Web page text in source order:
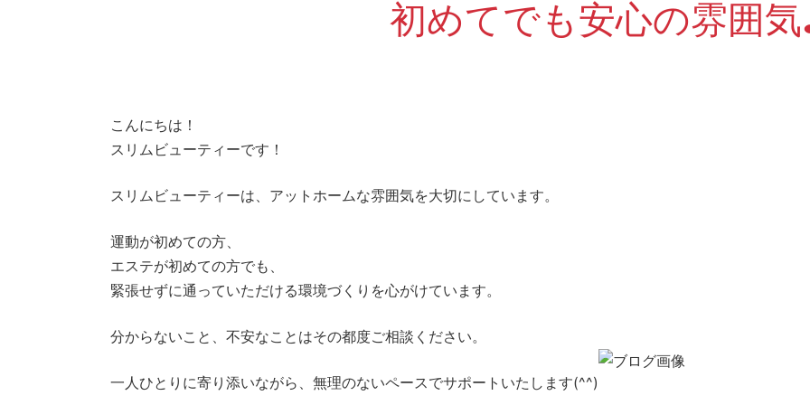
初めてでも安心の雰囲
こんにちは！
スリムビューティーです！
スリムビューティーは、アットホームな雰囲気を大切にしています。
運動が初めての方、
エステが初めての方でも、
緊張せずに通っていただける環境づくりを心がけています。
分からないこと、不安なことはその都度ご相談ください。
一人ひとりに寄り添いながら、無理のないペースでサポートいたします(^^)